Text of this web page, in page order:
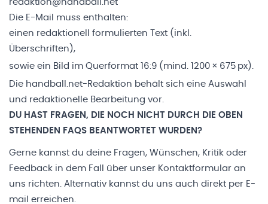
redaktion@handball.net
Die E-Mail muss enthalten:
einen redaktionell formulierten Text (inkl.
Überschriften),
sowie ein Bild im Querformat 16:9 (mind. 1200 × 675 px).
Die handball.net-Redaktion behält sich eine Auswahl
und redaktionelle Bearbeitung vor.
DU HAST FRAGEN, DIE NOCH NICHT DURCH DIE OBEN
STEHENDEN FAQS BEANTWORTET WURDEN?
Gerne kannst du deine Fragen, Wünschen, Kritik oder
Feedback in dem Fall über unser Kontaktformular an
uns richten. Alternativ kannst du uns auch direkt per E-
mail erreichen.